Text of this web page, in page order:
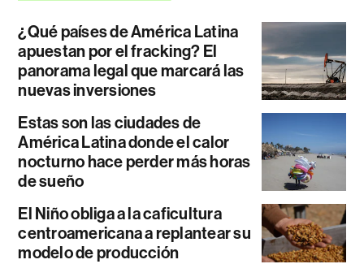
¿Qué países de América Latina
apuestan por el fracking? El
panorama legal que marcará las
nuevas inversiones
Estas son las ciudades de
América Latina donde el calor
nocturno hace perder más horas
de sueño
El Niño obliga a la caficultura
centroamericana a replantear su
modelo de producción